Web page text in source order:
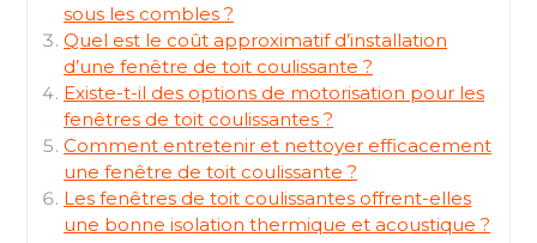
sous les combles ?
Quel est le coût approximatif d’installation
d’une fenêtre de toit coulissante ?
Existe-t-il des options de motorisation pour les
fenêtres de toit coulissantes ?
Comment entretenir et nettoyer efficacement
une fenêtre de toit coulissante ?
Les fenêtres de toit coulissantes offrent-elles
une bonne isolation thermique et acoustique ?